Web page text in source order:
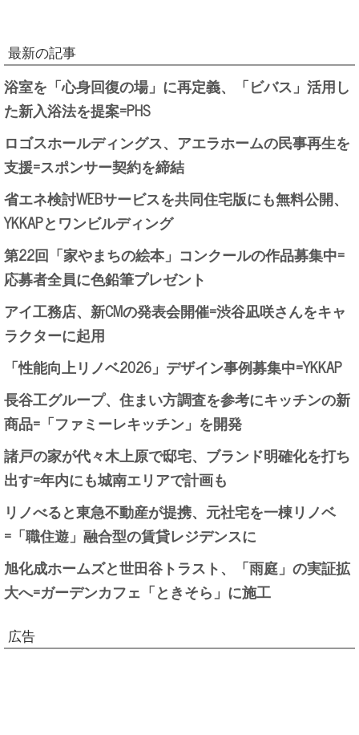
最新の記事
浴室を「心身回復の場」に再定義、「ビバス」活用し
た新入浴法を提案=PHS
ロゴスホールディングス、アエラホームの民事再生を
支援=スポンサー契約を締結
省エネ検討WEBサービスを共同住宅版にも無料公開、
YKKAPとワンビルディング
第22回「家やまちの絵本」コンクールの作品募集中=
応募者全員に色鉛筆プレゼント
アイ工務店、新CMの発表会開催=渋谷凪咲さんをキャ
ラクターに起用
「性能向上リノベ2026」デザイン事例募集中=YKKAP
長谷工グループ、住まい方調査を参考にキッチンの新
商品=「ファミーレキッチン」を開発
諸戸の家が代々木上原で邸宅、ブランド明確化を打ち
出す=年内にも城南エリアで計画も
リノべると東急不動産が提携、元社宅を一棟リノベ
=「職住遊」融合型の賃貸レジデンスに
旭化成ホームズと世田谷トラスト、「雨庭」の実証拡
大へ=ガーデンカフェ「ときそら」に施工
広告